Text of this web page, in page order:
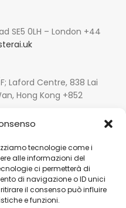
tecnologie come i
alle informazioni del
ci permetterà di
di navigazione o ID unici
il consenso può influire
e funzioni.
SE5 0LH – London +44
Laford Centre, 838 Lai
Hong Kong +852